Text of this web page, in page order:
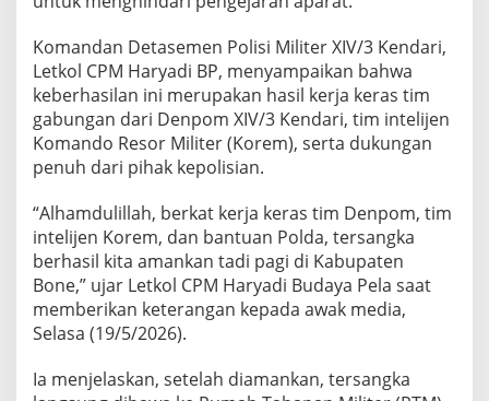
a
d
i
a
w
a
h
u
r
,
O
k
n
u
T
Komandan Detasemen Polisi Militer XIV/3 Kendari,
Letkol CPM Haryadi BP, menyampaikan bahwa
keberhasilan ini merupakan hasil kerja keras tim
gabungan dari Denpom XIV/3 Kendari, tim intelijen
Komando Resor Militer (Korem), serta dukungan
penuh dari pihak kepolisian.
“Alhamdulillah, berkat kerja keras tim Denpom, tim
intelijen Korem, dan bantuan Polda, tersangka
berhasil kita amankan tadi pagi di Kabupaten
Bone,” ujar Letkol CPM Haryadi Budaya Pela saat
memberikan keterangan kepada awak media,
Selasa (19/5/2026).
Ia menjelaskan, setelah diamankan, tersangka